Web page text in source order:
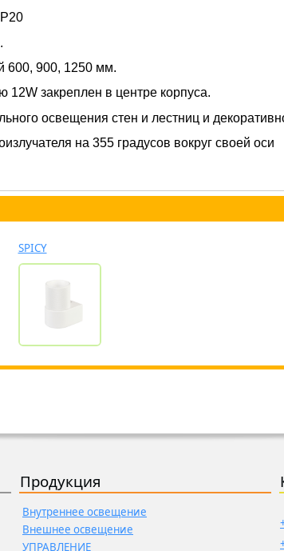
600, 900, 1250 мм.
12W закреплен в центре корпуса.
освещения стен и лестниц и
на 355 градусов вокруг своей оси
SPICY
Продукция
Внутреннее освещение
Внешнее освещение
УПРАВЛЕНИЕ